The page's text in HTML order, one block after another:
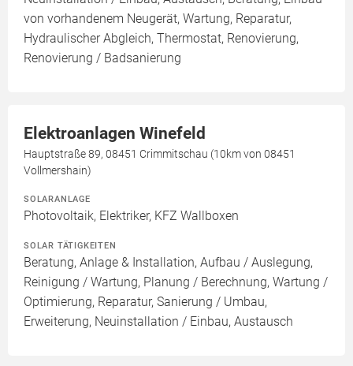
von vorhandenem Neugerät, Wartung, Reparatur,
Hydraulischer Abgleich, Thermostat, Renovierung,
Renovierung / Badsanierung
Elektroanlagen Winefeld
Hauptstraße 89, 08451 Crimmitschau (10km von 08451
Vollmershain)
SOLARANLAGE
Photovoltaik, Elektriker, KFZ Wallboxen
SOLAR TÄTIGKEITEN
Beratung, Anlage & Installation, Aufbau / Auslegung,
Reinigung / Wartung, Planung / Berechnung, Wartung /
Optimierung, Reparatur, Sanierung / Umbau,
Erweiterung, Neuinstallation / Einbau, Austausch